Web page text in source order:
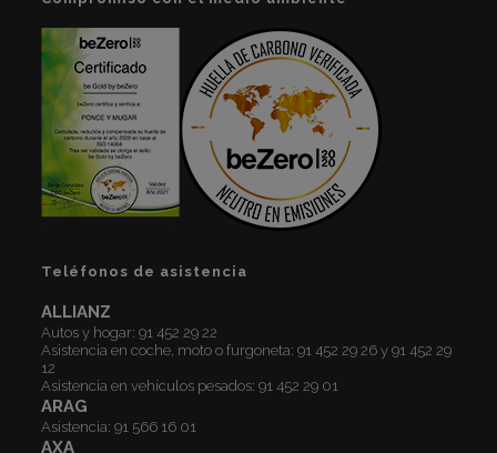
Teléfonos de asistencia
ALLIANZ
Autos y hogar:91 452 29 22
Asistencia en coche, moto o furgoneta:91 452 29 26 y91 452 29
12
Asistencia en vehículos pesados:91 452 29 01
ARAG
Asistencia:91 566 16 01
AXA